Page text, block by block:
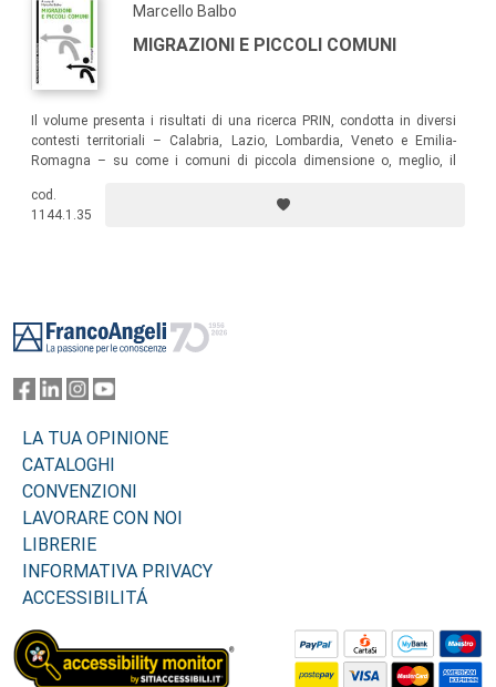
Marcello Balbo
MIGRAZIONI E PICCOLI COMUNI
Il volume presenta i risultati di una ricerca PRIN, condotta in diversi
contesti territoriali – Calabria, Lazio, Lombardia, Veneto e Emilia-
Romagna – su come i comuni di piccola dimensione o, meglio, il
quello economico e soprattutto quello istituzionale – riescono a far
fronte alla fenomeno dell’immigrazione e alla diversità crescente.
cod.
1144.1.35
LA TUA OPINIONE
CATALOGHI
CONVENZIONI
LAVORARE CON NOI
LIBRERIE
INFORMATIVA PRIVACY
ACCESSIBILITÁ